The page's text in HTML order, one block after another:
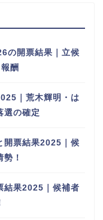
の開票結果｜立候
酬
｜荒木輝明・は
選の確定
開票結果2025｜候
！
結果2025｜候補者